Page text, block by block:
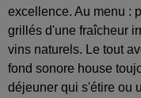
excellence. Au menu :
grillés d'une fraîcheur
vins naturels. Le tout
fond sonore house
déjeuner qui s'étire ou